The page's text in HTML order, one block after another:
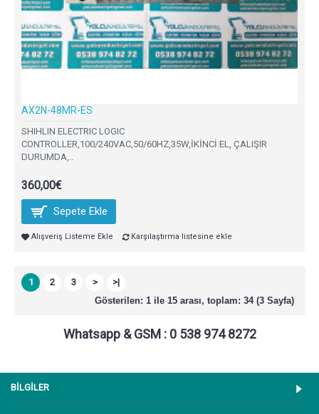
AX2N-48MR-ES
SHIHLIN ELECTRIC LOGIC
CONTROLLER,100/240VAC,50/60HZ,35W,İKİNCİ EL, ÇALIŞIR
DURUMDA,..
360,00€
Sepete Ekle
Alışveriş Listeme Ekle Karşılaştırma listesine ekle
1 2 3 >
>|
Gösterilen: 1 ile 15 arası, toplam: 34 (3 Sayfa)
Whatsapp & GSM : 0 538 974 8272
BİLGİLER